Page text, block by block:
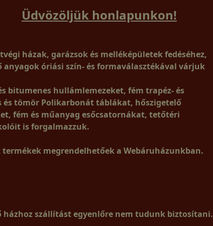
Üdvözöljük honlapunkon!
házak, garázsok és melléképületek fedéséhez,
óriási szín- és formaválasztékával várjuk
bitumenes hullámlemezeket, fém trapéz- és
és tömör Polikarbonát táblákat, hőszigetelő
fém és műanyag esőcsatornákat, tetőtéri
is forgalmazzuk.
megrendelhetőek a Webáruházunkban.
szállítástegyenlőre nem tudunk biztosítani.